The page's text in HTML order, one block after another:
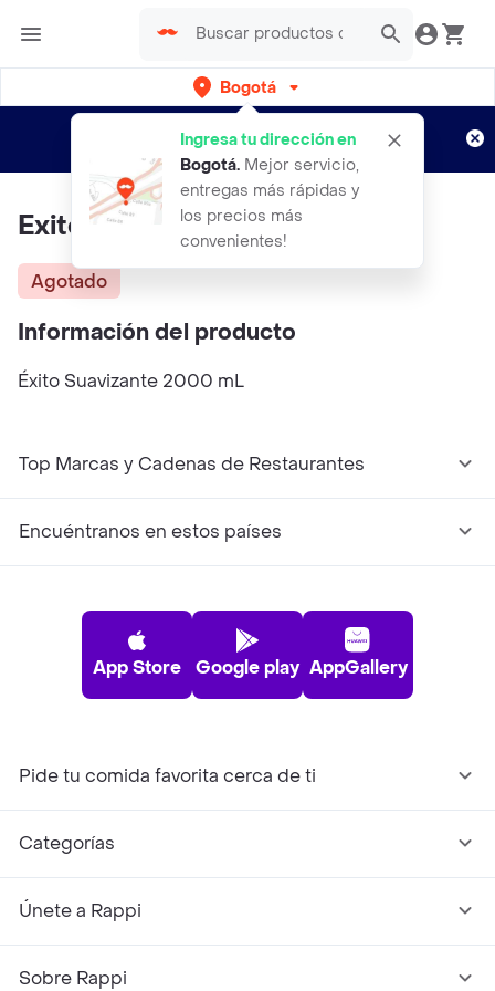
Bogotá
Ingresa tu dirección en
Bogotá. Mejor servicio,
entregas más rápidas y
los precios más
convenientes!
envíos gratis por semanas
Aplican TyC
Exito Suavizante
Agotado
Información del producto
Éxito Suavizante 2000 mL
Top Marcas y Cadenas de Restaurantes
Encuéntranos en estos países
App Store Google play AppGallery
Pide tu comida favorita cerca de ti
Categorías
Únete a Rappi
Sobre Rappi